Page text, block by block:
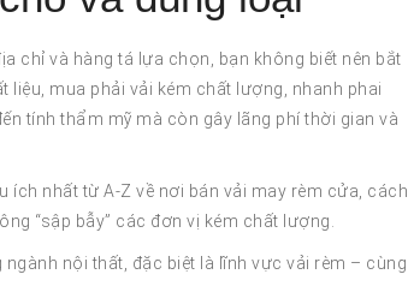
chỉ và hàng tá lựa chọn, bạn không biết nên bắt
liệu, mua phải vải kém chất lượng, nhanh phai
tính thẩm mỹ mà còn gây lãng phí thời gian và
ích nhất từ A-Z về nơi bán vải may rèm cửa, cách
“sập bẫy” các đơn vị kém chất lượng.
nội thất, đặc biệt là lĩnh vực vải rèm – cùng